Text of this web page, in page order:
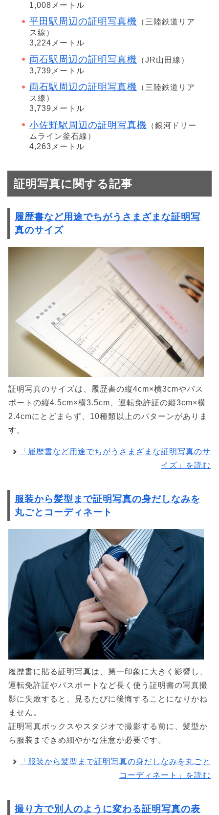
1,008メートル
平田駅周辺の証明写真機
（三陸鉄道リア
ス線）
3,224メートル
両石駅周辺の証明写真機
（JR山田線）
3,739メートル
両石駅周辺の証明写真機
（三陸鉄道リア
ス線）
3,739メートル
小佐野駅周辺の証明写真機
（銀河ドリー
ムライン釜石線）
4,263メートル
証明写真に関する記事
履歴書など用途でちがうさまざまな証明写
真のサイズ
証明写真のサイズは、履歴書の縦4cm×横3cmやパス
ポートの縦4.5cm×横3.5cm、運転免許証の縦3cm×横
2.4cmにとどまらず、10種類以上のパターンがありま
す。
「履歴書など用途でちがうさまざまな証明写真のサ
イズ」を読む
服装から髪型まで証明写真の身だしなみを
丸ごとコーディネート
履歴書に貼る証明写真は、第一印象に大きく影響し、
運転免許証やパスポートなど長く使う証明書の写真撮
影に失敗すると、見るたびに後悔することになりかね
ません。
証明写真ボックスやスタジオで撮影する前に、髪型か
ら服装まできめ細やかな注意が必要です。
「服装から髪型まで証明写真の身だしなみを丸ごと
コーディネート」を読む
撮り方で別人のように変わる証明写真の表